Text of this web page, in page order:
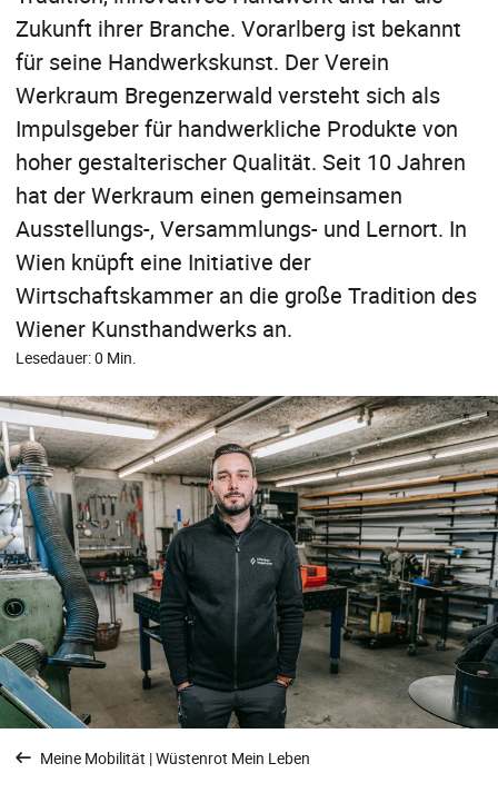
Zukunft ihrer Branche. Vorarlberg ist bekannt
für seine Handwerkskunst. Der Verein
Werkraum Bregenzerwald versteht sich als
Impulsgeber für handwerkliche Produkte von
hoher gestalterischer Qualität. Seit 10 Jahren
hat der Werkraum einen gemeinsamen
Ausstellungs-, Versammlungs- und Lernort. In
Wien knüpft eine Initiative der
Wirtschaftskammer an die große Tradition des
Wiener Kunsthandwerks an.
Lesedauer: 0 Min.
Meine Mobilität | Wüstenrot Mein Leben